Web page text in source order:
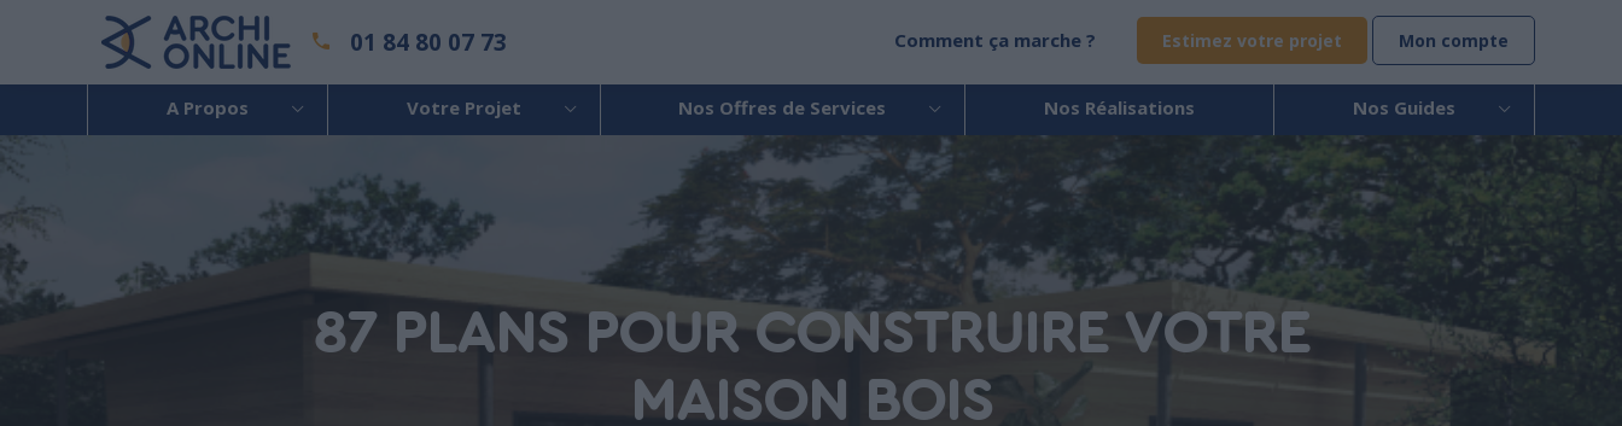
01 84 80 07 73 Comment ça marche ? Estimez votre projet Mon compte
A Propos Votre Projet Nos Offres de Services Nos Réalisations Nos Guides
87 PLANS POUR CONSTRUIRE VOTRE
MAISON BOIS